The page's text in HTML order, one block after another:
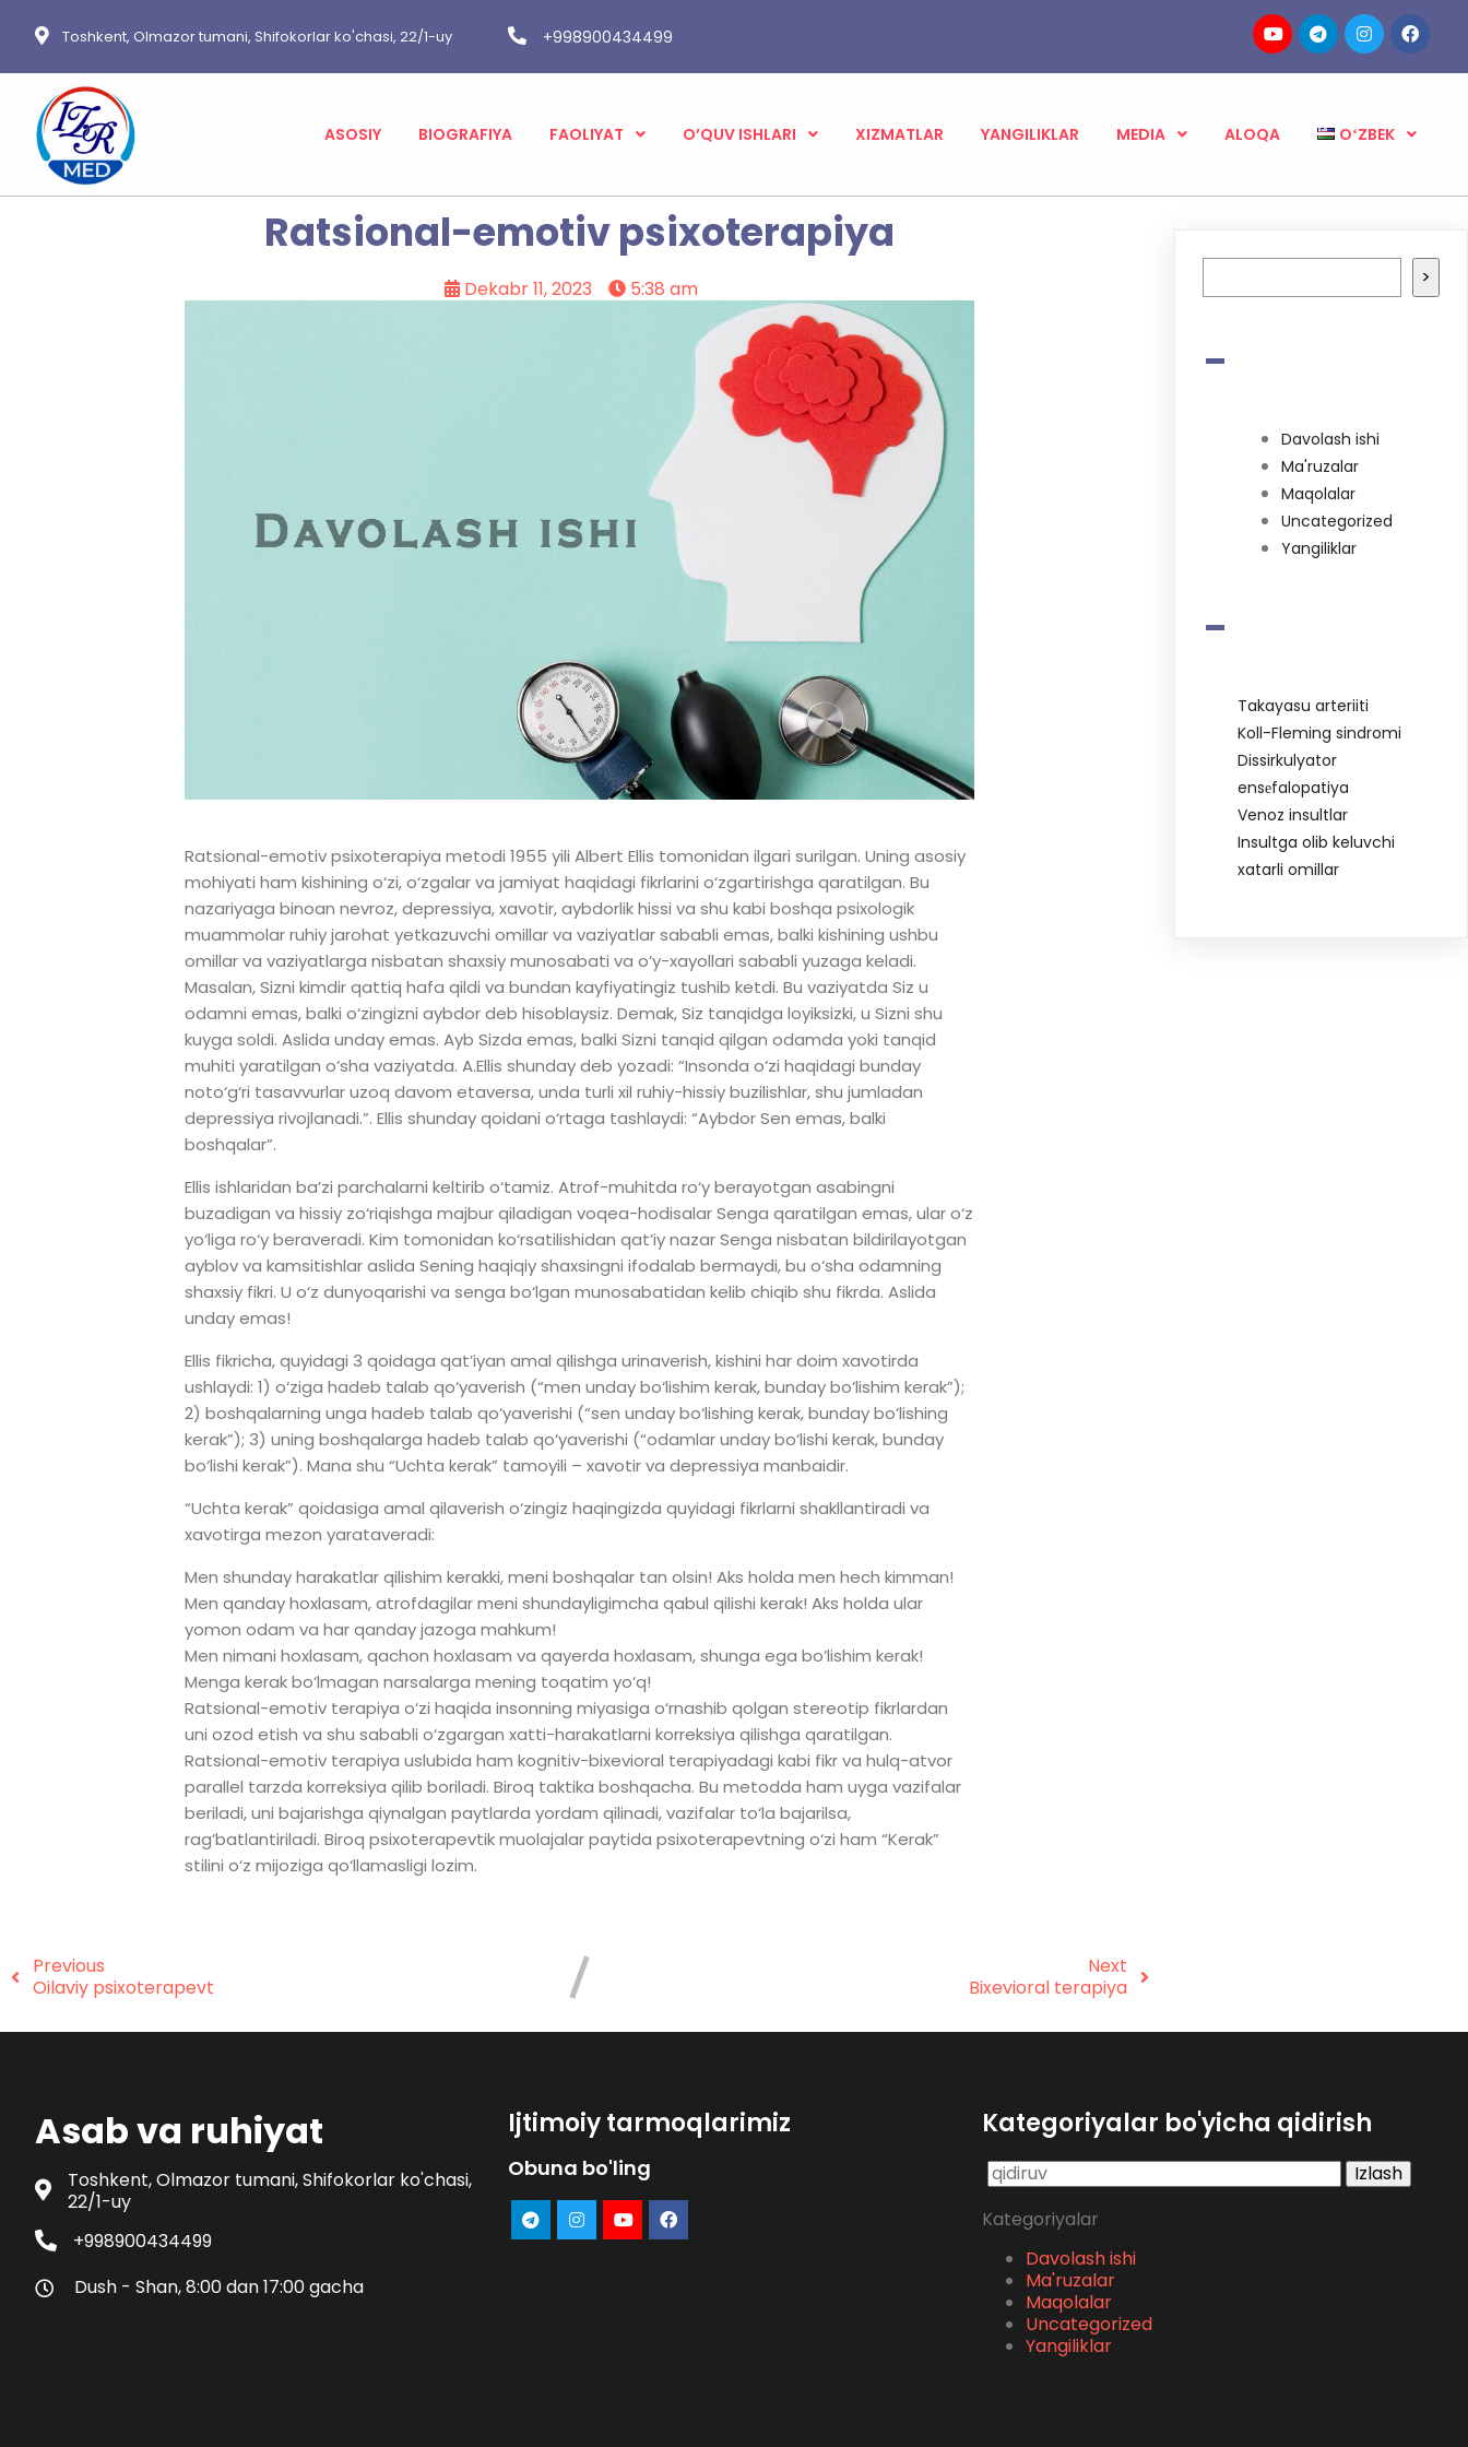
Toshkent, Olmazor tumani, Shifokorlar ko'chasi, 22/1-uy +998900434499
ASOSIY BIOGRAFIYA FAOLIYAT O’QUV ISHLARI XIZMATLAR YANGILIKLAR MEDIA ALOQA OʻZBEK
Ratsional-emotiv psixoterapiya
Dekabr 11, 2023 5:38 am
Ratsional-emotiv psixoterapiya metodi 1955 yili Albert Ellis tomonidan ilgari surilgan. Uning asosiy
mohiyati ham kishining o‘zi, o‘zgalar va jamiyat haqidagi fikrlarini o‘zgartirishga qaratilgan. Bu
nazariyaga binoan nevroz, depressiya, xavotir, aybdorlik hissi va shu kabi boshqa psixologik
muammolar ruhiy jarohat yetkazuvchi omillar va vaziyatlar sababli emas, balki kishining ushbu
omillar va vaziyatlarga nisbatan shaxsiy munosabati va o‘y-xayollari sababli yuzaga keladi.
Masalan, Sizni kimdir qattiq hafa qildi va bundan kayfiyatingiz tushib ketdi. Bu vaziyatda Siz u
odamni emas, balki o‘zingizni aybdor deb hisoblaysiz. Demak, Siz tanqidga loyiksizki, u Sizni shu
kuyga soldi. Aslida unday emas. Ayb Sizda emas, balki Sizni tanqid qilgan odamda yoki tanqid
muhiti yaratilgan o‘sha vaziyatda. A.Ellis shunday deb yozadi: “Insonda o‘zi haqidagi bunday
noto‘g‘ri tasavvurlar uzoq davom etaversa, unda turli xil ruhiy-hissiy buzilishlar, shu jumladan
depressiya rivojlanadi.”. Ellis shunday qoidani o‘rtaga tashlaydi: “Aybdor Sen emas, balki
boshqalar”.
Ellis ishlaridan ba’zi parchalarni keltirib o‘tamiz. Atrof-muhitda ro‘y berayotgan asabingni
buzadigan va hissiy zo‘riqishga majbur qiladigan voqea-hodisalar Senga qaratilgan emas, ular o‘z
yo‘liga ro‘y beraveradi. Kim tomonidan ko‘rsatilishidan qat’iy nazar Senga nisbatan bildirilayotgan
ayblov va kamsitishlar aslida Sening haqiqiy shaxsingni ifodalab bermaydi, bu o‘sha odamning
shaxsiy fikri. U o‘z dunyoqarishi va senga bo‘lgan munosabatidan kelib chiqib shu fikrda. Aslida
unday emas!
Ellis fikricha, quyidagi 3 qoidaga qat’iyan amal qilishga urinaverish, kishini har doim xavotirda
ushlaydi: 1) o‘ziga hadeb talab qo‘yaverish (“men unday bo‘lishim kerak, bunday bo‘lishim kerak”);
2) boshqalarning unga hadeb talab qo‘yaverishi (“sen unday bo‘lishing kerak, bunday bo‘lishing
kerak”); 3) uning boshqalarga hadeb talab qo‘yaverishi (“odamlar unday bo‘lishi kerak, bunday
bo‘lishi kerak”). Mana shu “Uchta kerak” tamoyili – xavotir va depressiya manbaidir.
“Uchta kerak” qoidasiga amal qilaverish o‘zingiz haqingizda quyidagi fikrlarni shakllantiradi va
xavotirga mezon yarataveradi:
Men shunday harakatlar qilishim kerakki, meni boshqalar tan olsin! Aks holda men hech kimman!
Men qanday hoxlasam, atrofdagilar meni shundayligimcha qabul qilishi kerak! Aks holda ular
yomon odam va har qanday jazoga mahkum!
Men nimani hoxlasam, qachon hoxlasam va qayerda hoxlasam, shunga ega bo‘lishim kerak!
Menga kerak bo‘lmagan narsalarga mening toqatim yo‘q!
Ratsional-emotiv terapiya o‘zi haqida insonning miyasiga o‘rnashib qolgan stereotip fikrlardan
uni ozod etish va shu sababli o‘zgargan xatti-harakatlarni korreksiya qilishga qaratilgan.
Ratsional-emotiv terapiya uslubida ham kognitiv-bixevioral terapiyadagi kabi fikr va hulq-atvor
parallel tarzda korreksiya qilib boriladi. Biroq taktika boshqacha. Bu metodda ham uyga vazifalar
beriladi, uni bajarishga qiynalgan paytlarda yordam qilinadi, vazifalar to‘la bajarilsa,
rag‘batlantiriladi. Biroq psixoterapevtik muolajalar paytida psixoterapevtning o‘zi ham “Kerak”
stilini o‘z mijoziga qo‘llamasligi lozim.
Previous
Oilaviy psixoterapevt
Next
Bixevioral terapiya
Izlash >
-
Davolash ishi
Ma'ruzalar
Maqolalar
Uncategorized
Yangiliklar
-
Takayasu arteriiti
Koll-Fleming sindromi
Dissirkulyator
ensеfalopatiya
Venoz insultlar
Insultga olib keluvchi
xatarli omillar
Asab va ruhiyat
Toshkent, Olmazor tumani, Shifokorlar ko'chasi,
22/1-uy
+998900434499
Dush - Shan, 8:00 dan 17:00 gacha
Ijtimoiy tarmoqlarimiz
Obuna bo'ling
Kategoriyalar bo'yicha qidirish
Qidirshish:
Kategoriyalar
Davolash ishi
Ma'ruzalar
Maqolalar
Uncategorized
Yangiliklar